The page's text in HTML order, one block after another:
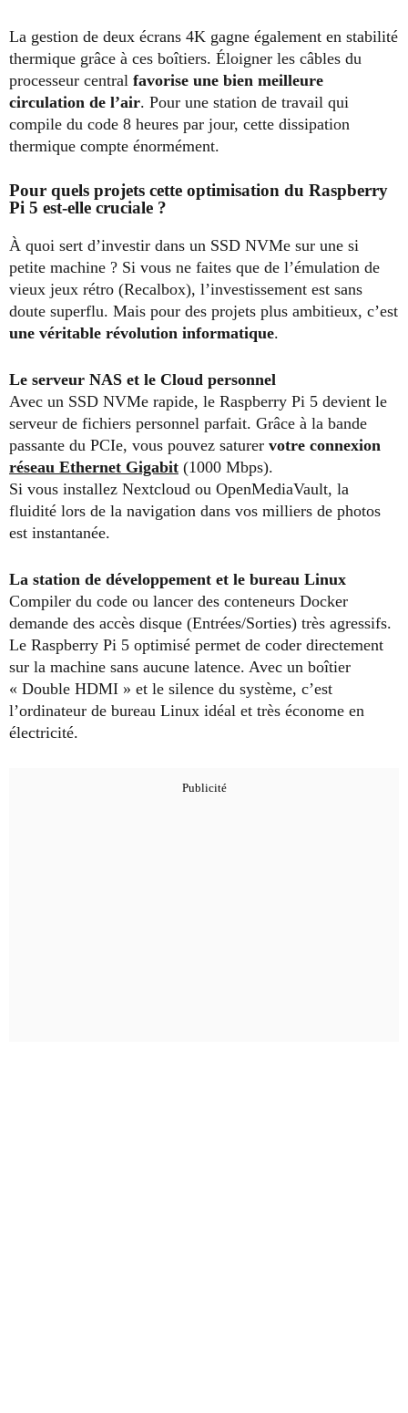
La gestion de deux écrans 4K gagne également en stabilité
thermique grâce à ces boîtiers. Éloigner les câbles du
processeur central favorise une bien meilleure
circulation de l’air. Pour une station de travail qui
compile du code 8 heures par jour, cette dissipation
thermique compte énormément.
Pour quels projets cette optimisation du Raspberry
Pi 5 est-elle cruciale ?
À quoi sert d’investir dans un SSD NVMe sur une si
petite machine ? Si vous ne faites que de l’émulation de
vieux jeux rétro (Recalbox), l’investissement est sans
doute superflu. Mais pour des projets plus ambitieux, c’est
une véritable révolution informatique.
Le serveur NAS et le Cloud personnel
Avec un SSD NVMe rapide, le Raspberry Pi 5 devient le
serveur de fichiers personnel parfait. Grâce à la bande
passante du PCIe, vous pouvez saturer votre connexion
réseau Ethernet Gigabit (1000 Mbps).
Si vous installez Nextcloud ou OpenMediaVault, la
fluidité lors de la navigation dans vos milliers de photos
est instantanée.
La station de développement et le bureau Linux
Compiler du code ou lancer des conteneurs Docker
demande des accès disque (Entrées/Sorties) très agressifs.
Le Raspberry Pi 5 optimisé permet de coder directement
sur la machine sans aucune latence. Avec un boîtier
« Double HDMI » et le silence du système, c’est
l’ordinateur de bureau Linux idéal et très économe en
électricité.